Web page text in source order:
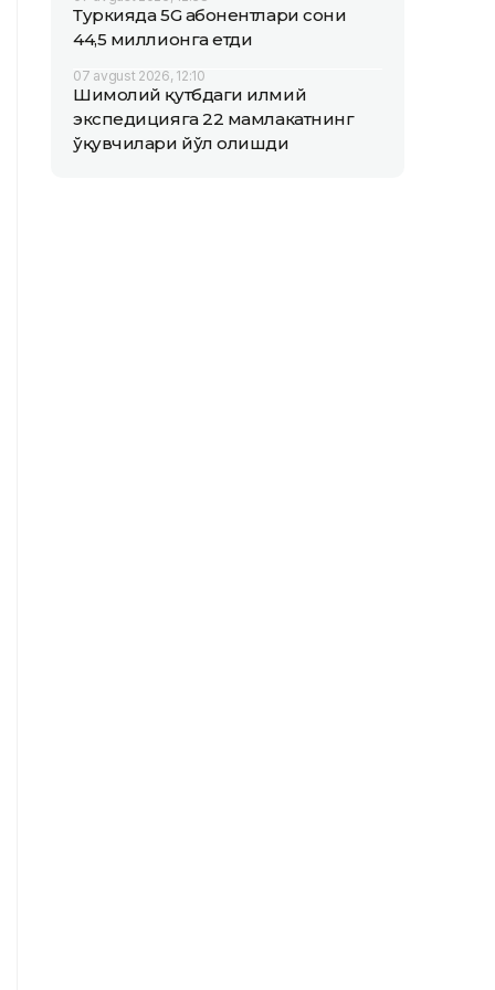
Туркияда 5G абонентлари сони
44,5 миллионга етди
07 avgust 2026, 12:10
Шимолий қутбдаги илмий
экспедицияга 22 мамлакатнинг
ўқувчилари йўл олишди